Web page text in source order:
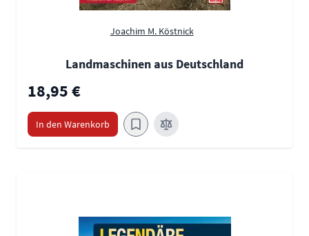
Joachim M. Köstnick
Landmaschinen aus Deutschland
18,95 €
In den Warenkorb